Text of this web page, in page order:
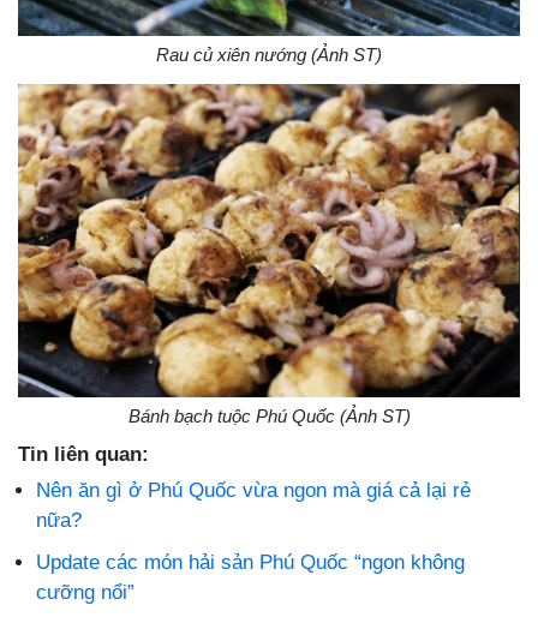
Rau củ xiên nướng (Ảnh ST)
Bánh bạch tuộc Phú Quốc (Ảnh ST)
Tin liên quan:
Nên ăn gì ở Phú Quốc vừa ngon mà giá cả lại rẻ
nữa?
Update các món hải sản Phú Quốc “ngon không
cưỡng nổi”